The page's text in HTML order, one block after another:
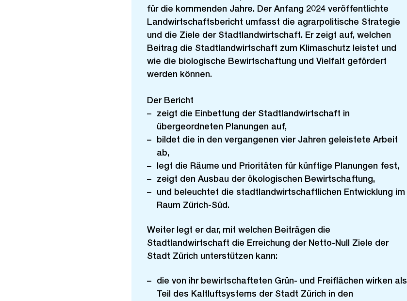
für die kommenden Jahre. Der Anfang 2024 veröffentlichte
Landwirtschaftsbericht umfasst die agrarpolitische Strategie
und die Ziele der Stadtlandwirtschaft. Er zeigt auf, welchen
Beitrag die Stadtlandwirtschaft zum Klimaschutz leistet und
wie die biologische Bewirtschaftung und Vielfalt gefördert
werden können.
Der Bericht
zeigt die Einbettung der Stadtlandwirtschaft in
übergeordneten Planungen auf,
bildet die in den vergangenen vier Jahren geleistete Arbeit
ab,
legt die Räume und Prioritäten für künftige Planungen fest,
zeigt den Ausbau der ökologischen Bewirtschaftung,
und beleuchtet die stadtlandwirtschaftlichen Entwicklung im
Raum Zürich-Süd.
Weiter legt er dar, mit welchen Beiträgen die
Stadtlandwirtschaft die Erreichung der Netto-Null Ziele der
Stadt Zürich unterstützen kann:
die von ihr bewirtschafteten Grün- und Freiflächen wirken als
Teil des Kaltluftsystems der Stadt Zürich in den